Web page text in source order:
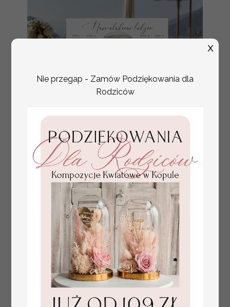
plan stołów
weselnych
usadzenie gości na
informacyjna dla
gości weselnych,
plan stołów na
weselu ze zdjęciem
Pary Młodej, plan
usadzenia gości
weselnych
Promocja:
100 PLN/125.00 PLN
Nie przegap - Zamów Podziękowania dla
Rodziców
X